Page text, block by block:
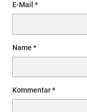
E-Mail
Name
Kommentar